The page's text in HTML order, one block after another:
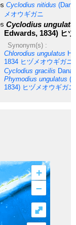
Cyclodius nitidus
メオウギガニ
Cyclodius
Edwards, 1834) ヒ
Synonym(s) :
Chlorodius ungulatus H.
1834 ヒヅメオウギガニ
Cyclodius gracilis
Phymodius ungulatus
1834) ヒヅメオウギガニ
+
–
⤢